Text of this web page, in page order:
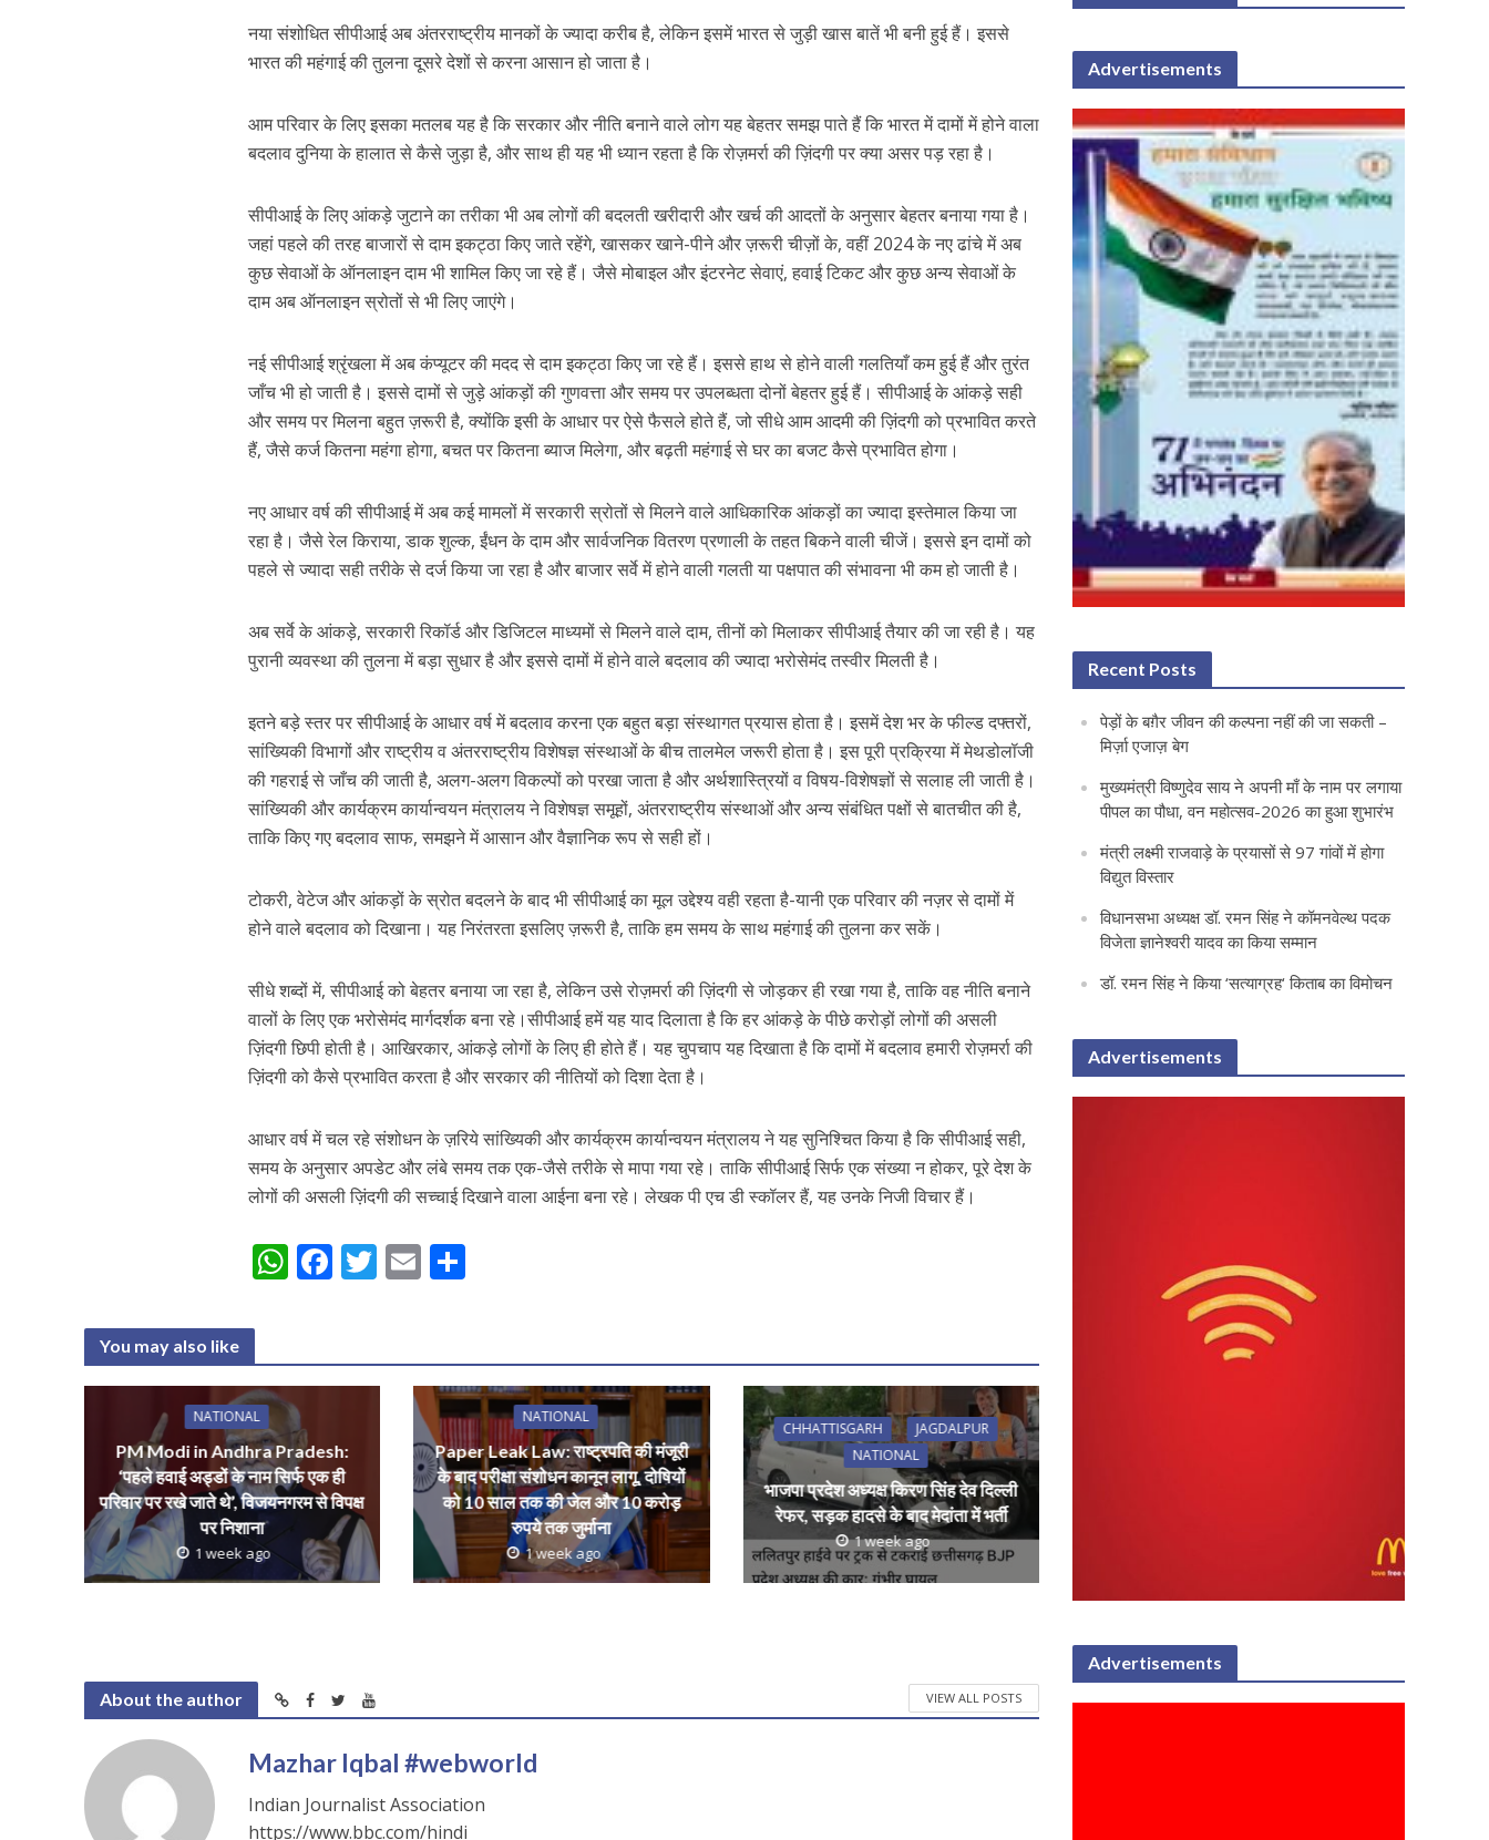
नया संशोधित सीपीआई अब अंतरराष्ट्रीय मानकों के ज्यादा करीब है, लेकिन इसमें भारत से जुड़ी खास बातें भी बनी हुई हैं। इससे
भारत की महंगाई की तुलना दूसरे देशों से करना आसान हो जाता है।
आम परिवार के लिए इसका मतलब यह है कि सरकार और नीति बनाने वाले लोग यह बेहतर समझ पाते हैं कि भारत में दामों में होने वाला
बदलाव दुनिया के हालात से कैसे जुड़ा है, और साथ ही यह भी ध्यान रहता है कि रोज़मर्रा की ज़िंदगी पर क्या असर पड़ रहा है।
सीपीआई के लिए आंकड़े जुटाने का तरीका भी अब लोगों की बदलती खरीदारी और खर्च की आदतों के अनुसार बेहतर बनाया गया है।
जहां पहले की तरह बाजारों से दाम इकट्ठा किए जाते रहेंगे, खासकर खाने-पीने और ज़रूरी चीज़ों के, वहीं 2024 के नए ढांचे में अब
कुछ सेवाओं के ऑनलाइन दाम भी शामिल किए जा रहे हैं। जैसे मोबाइल और इंटरनेट सेवाएं, हवाई टिकट और कुछ अन्य सेवाओं के
दाम अब ऑनलाइन स्रोतों से भी लिए जाएंगे।
नई सीपीआई श्रृंखला में अब कंप्यूटर की मदद से दाम इकट्ठा किए जा रहे हैं। इससे हाथ से होने वाली गलतियाँ कम हुई हैं और तुरंत
जाँच भी हो जाती है। इससे दामों से जुड़े आंकड़ों की गुणवत्ता और समय पर उपलब्धता दोनों बेहतर हुई हैं। सीपीआई के आंकड़े सही
और समय पर मिलना बहुत ज़रूरी है, क्योंकि इसी के आधार पर ऐसे फैसले होते हैं, जो सीधे आम आदमी की ज़िंदगी को प्रभावित करते
हैं, जैसे कर्ज कितना महंगा होगा, बचत पर कितना ब्याज मिलेगा, और बढ़ती महंगाई से घर का बजट कैसे प्रभावित होगा।
नए आधार वर्ष की सीपीआई में अब कई मामलों में सरकारी स्रोतों से मिलने वाले आधिकारिक आंकड़ों का ज्यादा इस्तेमाल किया जा
रहा है। जैसे रेल किराया, डाक शुल्क, ईंधन के दाम और सार्वजनिक वितरण प्रणाली के तहत बिकने वाली चीजें। इससे इन दामों को
पहले से ज्यादा सही तरीके से दर्ज किया जा रहा है और बाजार सर्वे में होने वाली गलती या पक्षपात की संभावना भी कम हो जाती है।
अब सर्वे के आंकड़े, सरकारी रिकॉर्ड और डिजिटल माध्यमों से मिलने वाले दाम, तीनों को मिलाकर सीपीआई तैयार की जा रही है। यह
पुरानी व्यवस्था की तुलना में बड़ा सुधार है और इससे दामों में होने वाले बदलाव की ज्यादा भरोसेमंद तस्वीर मिलती है।
इतने बड़े स्तर पर सीपीआई के आधार वर्ष में बदलाव करना एक बहुत बड़ा संस्थागत प्रयास होता है। इसमें देश भर के फील्ड दफ्तरों,
सांख्यिकी विभागों और राष्ट्रीय व अंतरराष्ट्रीय विशेषज्ञ संस्थाओं के बीच तालमेल जरूरी होता है। इस पूरी प्रक्रिया में मेथडोलॉजी
की गहराई से जाँच की जाती है, अलग-अलग विकल्पों को परखा जाता है और अर्थशास्त्रियों व विषय-विशेषज्ञों से सलाह ली जाती है।
सांख्यिकी और कार्यक्रम कार्यान्वयन मंत्रालय ने विशेषज्ञ समूहों, अंतरराष्ट्रीय संस्थाओं और अन्य संबंधित पक्षों से बातचीत की है,
ताकि किए गए बदलाव साफ, समझने में आसान और वैज्ञानिक रूप से सही हों।
टोकरी, वेटेज और आंकड़ों के स्रोत बदलने के बाद भी सीपीआई का मूल उद्देश्य वही रहता है-यानी एक परिवार की नज़र से दामों में
होने वाले बदलाव को दिखाना। यह निरंतरता इसलिए ज़रूरी है, ताकि हम समय के साथ महंगाई की तुलना कर सकें।
सीधे शब्दों में, सीपीआई को बेहतर बनाया जा रहा है, लेकिन उसे रोज़मर्रा की ज़िंदगी से जोड़कर ही रखा गया है, ताकि वह नीति बनाने
वालों के लिए एक भरोसेमंद मार्गदर्शक बना रहे।सीपीआई हमें यह याद दिलाता है कि हर आंकड़े के पीछे करोड़ों लोगों की असली
ज़िंदगी छिपी होती है। आखिरकार, आंकड़े लोगों के लिए ही होते हैं। यह चुपचाप यह दिखाता है कि दामों में बदलाव हमारी रोज़मर्रा की
ज़िंदगी को कैसे प्रभावित करता है और सरकार की नीतियों को दिशा देता है।
आधार वर्ष में चल रहे संशोधन के ज़रिये सांख्यिकी और कार्यक्रम कार्यान्वयन मंत्रालय ने यह सुनिश्चित किया है कि सीपीआई सही,
समय के अनुसार अपडेट और लंबे समय तक एक-जैसे तरीके से मापा गया रहे। ताकि सीपीआई सिर्फ एक संख्या न होकर, पूरे देश के
लोगों की असली ज़िंदगी की सच्चाई दिखाने वाला आईना बना रहे। लेखक पी एच डी स्कॉलर हैं, यह उनके निजी विचार हैं।
W
s
A
p
p
F
b
o
k
T
er
E
l e
You may also like
NATIONAL
PM Modi in Andhra Pradesh:
‘पहले हवाई अड्डों के नाम सिर्फ एक ही
परिवार पर रखे जाते थे’, विजयनगरम से विपक्ष
पर निशाना
1 week ago
NATIONAL
Paper Leak Law: राष्ट्रपति की मंजूरी
के बाद परीक्षा संशोधन कानून लागू, दोषियों
को 10 साल तक की जेल और 10 करोड़
रुपये तक जुर्माना
1 week ago
CHHATTISGARH
JAGDALPUR
NATIONAL
भाजपा प्रदेश अध्यक्ष किरण सिंह देव दिल्ली
रेफर, सड़क हादसे के बाद मेदांता में भर्ती
1 week ago
About the author VIEW ALL POSTS
Mazhar Iqbal #webworld
Indian Journalist Association
https://www.bbc.com/hindi
Advertisements
Recent Posts
पेड़ों के बग़ैर जीवन की कल्पना नहीं की जा सकती –
मिर्ज़ा एजाज़ बेग
मुख्यमंत्री विष्णुदेव साय ने अपनी माँ के नाम पर लगाया
पीपल का पौधा, वन महोत्सव-2026 का हुआ शुभारंभ
मंत्री लक्ष्मी राजवाड़े के प्रयासों से 97 गांवों में होगा
विद्युत विस्तार
विधानसभा अध्यक्ष डॉ. रमन सिंह ने कॉमनवेल्थ पदक
विजेता ज्ञानेश्वरी यादव का किया सम्मान
डॉ. रमन सिंह ने किया ‘सत्याग्रह‘ किताब का विमोचन
Advertisements
Advertisements